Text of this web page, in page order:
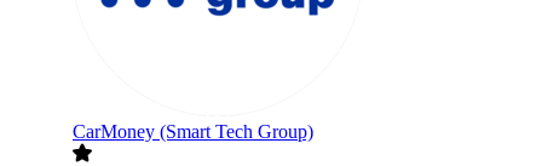
CarMoney (Smart Tech Group)